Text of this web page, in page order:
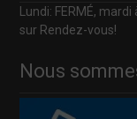
Lundi: FERMÉ,
sur Rendez-vous!
Nous